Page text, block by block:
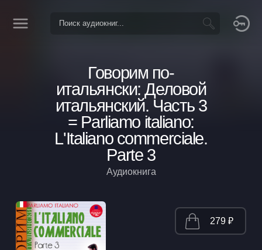
Говорим по-
итальянски: Деловой
итальянский. Часть 3
= Parliamo italiano:
L'Italiano commerciale.
Parte 3
Аудиокнига
279 ₽